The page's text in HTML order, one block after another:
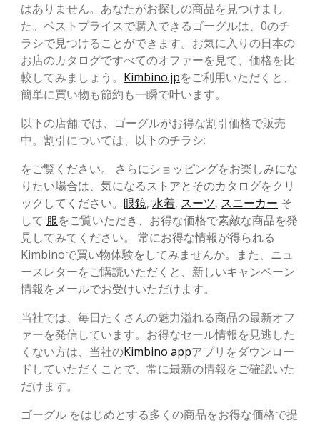
はありません。あなたがお探しの商品を見つけまし
た。ベストプライスで購入できるゴーグルは、0のチ
ラシで見つけることができます。お気に入りの日本の
お店のカタログですべてのオファーを見て、価格を比
較してみましょう。 Kimbino.jpをご利用いただくと、
簡単に買い物も節約も一瞬で叶います。
以下の店舗:では、ゴーグルがお得な割引価格で販売
中。割引については、以下のチラシ:
をご覧ください。 さらにショッピングをお楽しみにな
りたい場合は、気になるストアとそのカタログをクリ
ックしてください。 眼鏡, 水着, スーツ, スニーカー そ
して 服をご覧いただき、お得な価格で素敵な商品を発
見してみてください。 常にお得な情報が得られる
Kimbinoで買い物体験をしてみませんか。また、ニュ
ースレターをご購読いただくと、新しいキャンペーン
情報をメールでお受けいただけます。
当社では、毎日たくさんの魅力溢れる商品の最新オフ
ァーを発信しています。お得なセール情報を見逃した
くない方は、当社のKimbino appアプリをダウンロー
ドしていただくことで、常に最新の情報をご確認いた
だけます。
ゴーグル をはじめとする多くの商品をお得な価格で提